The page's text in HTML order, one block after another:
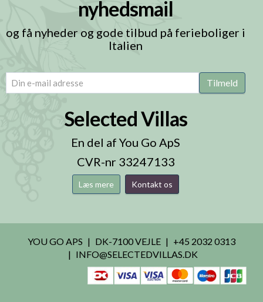
nyhedsmail
og få nyheder og gode tilbud på ferieboliger i
Italien
email (Påkrævet) Tilmeld
Selected Villas
En del af You Go ApS
CVR-nr 33247133
Læs mere Kontakt os
YOU GO APS DK-7100 VEJLE
+45 2032 0313
INFO@SELECTEDVILLAS.DK